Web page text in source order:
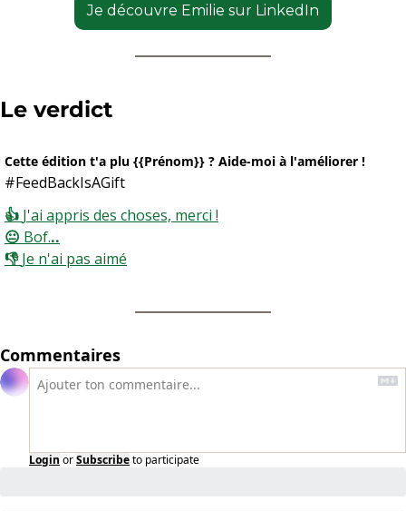
Je découvre Emilie sur LinkedIn
Le verdict
Cette édition t'a plu {{Prénom}} ? Aide-moi à l'améliorer !
#FeedBackIsAGift
👍 J'ai appris des choses, merci !
😐 Bof...
👎 Je n'ai pas aimé
Commentaires
Login orSubscribeto participate